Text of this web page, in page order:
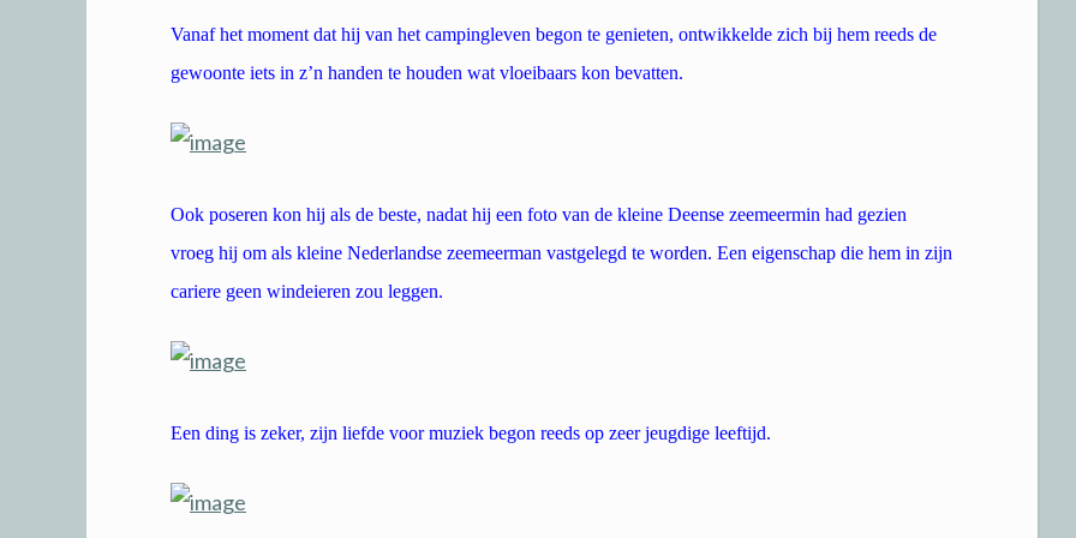
Vanaf het moment dat hij van het campingleven begon te genieten, ontwikkelde zich bij hem reeds de
gewoonte iets in z’n handen te houden wat vloeibaars kon bevatten.
Ook poseren kon hij als de beste, nadat hij een foto van de kleine Deense zeemeermin had gezien
vroeg hij om als kleine Nederlandse zeemeerman vastgelegd te worden. Een eigenschap die hem in zijn
cariere geen windeieren zou leggen.
Een ding is zeker, zijn liefde voor muziek begon reeds op zeer jeugdige leeftijd.